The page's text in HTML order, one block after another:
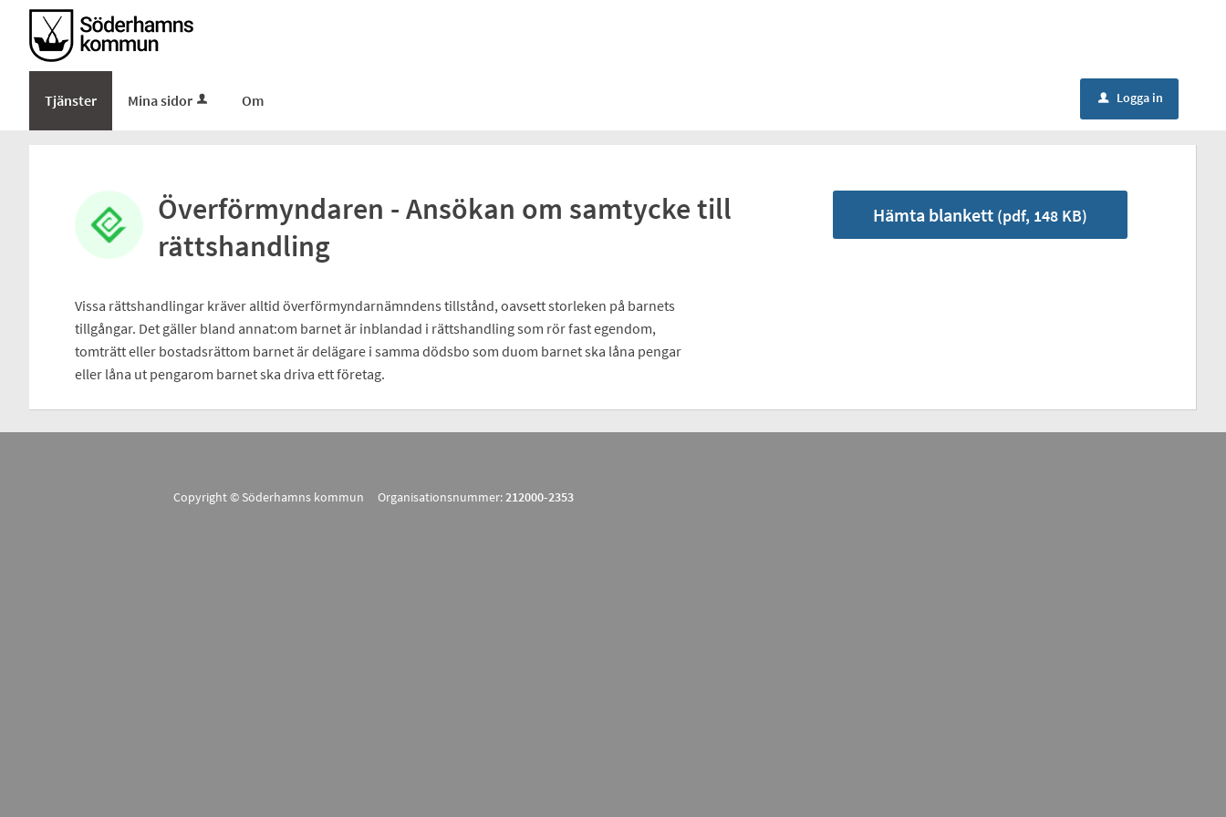
Tjänster Mina sidor Om u Logga in
Överförmyndaren - Ansökan om samtycke till
rättshandling
Vissa rättshandlingar kräver alltid överförmyndarnämndens tillstånd, oavsett storleken på barnets
tillgångar. Det gäller bland annat:om barnet är inblandad i rättshandling som rör fast egendom,
tomträtt eller bostadsrättom barnet är delägare i samma dödsbo som duom barnet ska låna pengar
eller låna ut pengarom barnet ska driva ett företag.
Hämta blankett (pdf, 148 KB)
Copyright © Söderhamns kommun Organisationsnummer:212000-2353